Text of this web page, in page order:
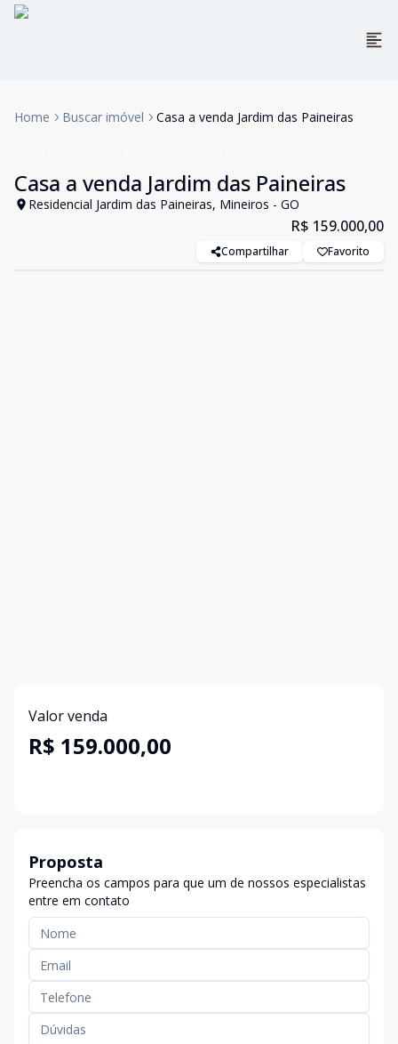
Home Buscar imóvel Casa a venda Jardim das Paineiras
Casa a venda Jardim das Paineiras
Residencial Jardim das Paineiras, Mineiros - GO
R$ 159.000,00
Compartilhar Favorito
Valor venda
R$ 159.000,00
Proposta
Preencha os campos para que um de nossos especialistas
entre em contato